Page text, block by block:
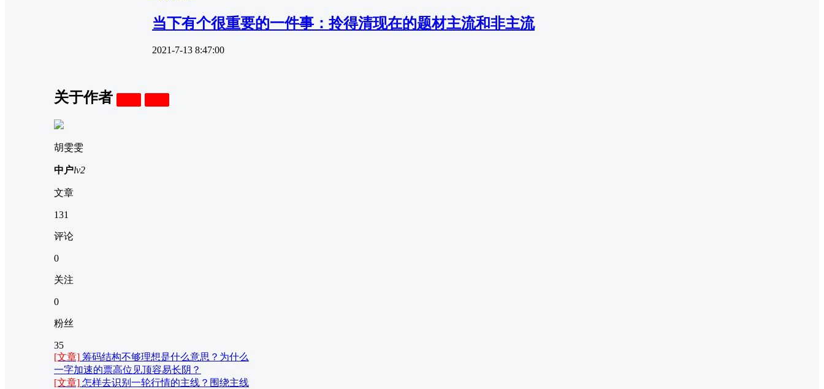
当下有个很重要的一件事：拎得清现在的题材主流和非主流
2021-7-13 8:47:00
关于作者
胡雯雯
中户lv2
文章
131
评论
0
关注
0
粉丝
35
[文章] 筹码结构不够理想是什么意思？为什么
一字加速的票高位见顶容易长阴？
[文章] 怎样去识别一轮行情的主线？围绕主线